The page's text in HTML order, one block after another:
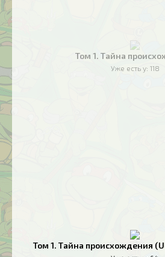
Том 1. Тайна
Уже есть у: 118
Том 1. Тайна происхождения